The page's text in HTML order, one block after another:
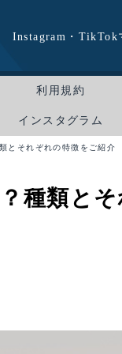
Instagram・TikTok
利用規約
インスタグラム
とそれぞれの特徴をご紹介
種類と